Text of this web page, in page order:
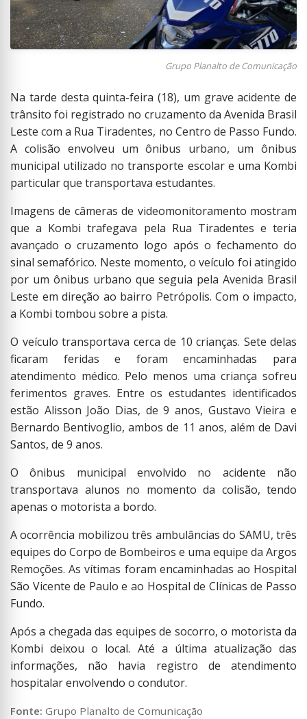
Grupo Planalto de Comunicação
Na tarde desta quinta-feira (18), um grave acidente de
trânsito foi registrado no cruzamento da Avenida Brasil
Leste com a Rua Tiradentes, no Centro de Passo Fundo.
A colisão envolveu um ônibus urbano, um ônibus
municipal utilizado no transporte escolar e uma Kombi
particular que transportava estudantes.
Imagens de câmeras de videomonitoramento mostram
que a Kombi trafegava pela Rua Tiradentes e teria
avançado o cruzamento logo após o fechamento do
sinal semafórico. Neste momento, o veículo foi atingido
por um ônibus urbano que seguia pela Avenida Brasil
Leste em direção ao bairro Petrópolis. Com o impacto,
a Kombi tombou sobre a pista.
O veículo transportava cerca de 10 crianças. Sete delas
ficaram feridas e foram encaminhadas para
atendimento médico. Pelo menos uma criança sofreu
ferimentos graves. Entre os estudantes identificados
estão Alisson João Dias, de 9 anos, Gustavo Vieira e
Bernardo Bentivoglio, ambos de 11 anos, além de Davi
Santos, de 9 anos.
O ônibus municipal envolvido no acidente não
transportava alunos no momento da colisão, tendo
apenas o motorista a bordo.
A ocorrência mobilizou três ambulâncias do SAMU, três
equipes do Corpo de Bombeiros e uma equipe da Argos
Remoções. As vítimas foram encaminhadas ao Hospital
São Vicente de Paulo e ao Hospital de Clínicas de Passo
Fundo.
Após a chegada das equipes de socorro, o motorista da
Kombi deixou o local. Até a última atualização das
informações, não havia registro de atendimento
hospitalar envolvendo o condutor.
Fonte: Grupo Planalto de Comunicação